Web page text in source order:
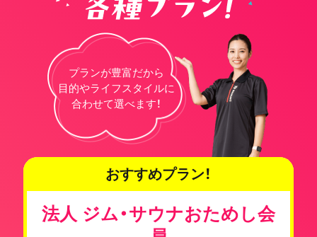
プランが豊富だから
目的やライフスタイルに
合わせて選べます！
おすすめプラン！
法人 ジム・サウナおためし会